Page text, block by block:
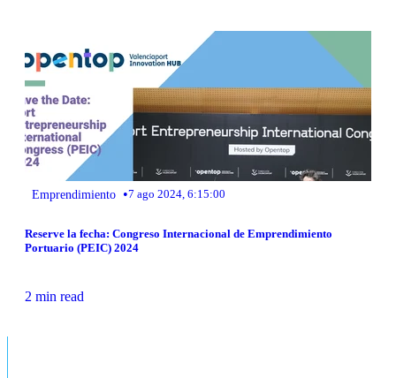
Emprendimiento •7 ago 2024, 6:15:00
Reserve la fecha: Congreso Internacional de Emprendimiento
Portuario (PEIC) 2024
2 min read